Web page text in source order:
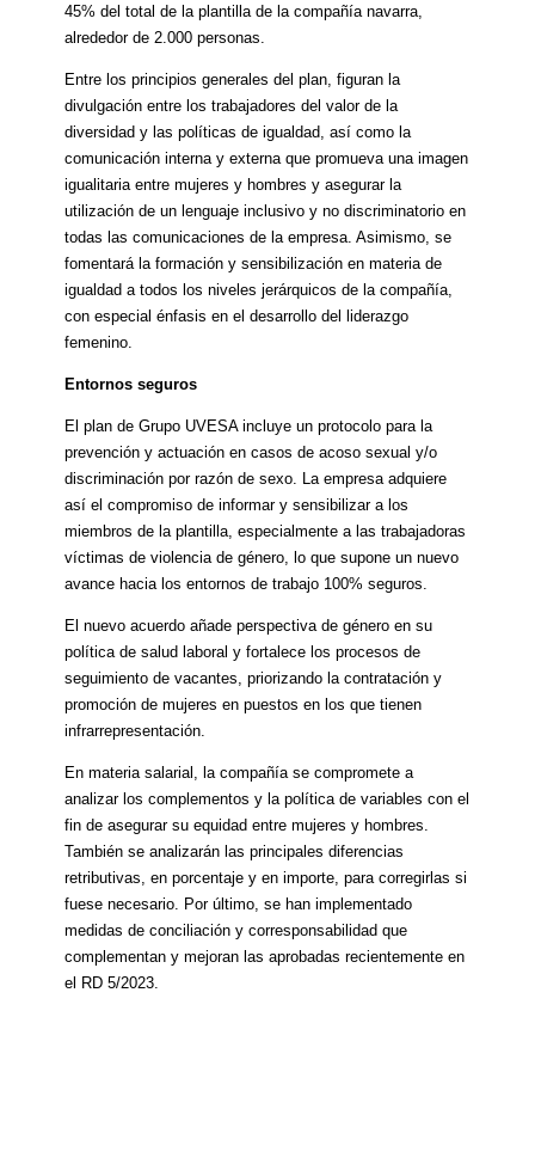
45% del total de la plantilla de la compañía navarra,
alrededor de 2.000 personas.
Entre los principios generales del plan, figuran la
divulgación entre los trabajadores del valor de la
diversidad y las políticas de igualdad, así como la
comunicación interna y externa que promueva una imagen
igualitaria entre mujeres y hombres y asegurar la
utilización de un lenguaje inclusivo y no discriminatorio en
todas las comunicaciones de la empresa. Asimismo, se
fomentará la formación y sensibilización en materia de
igualdad a todos los niveles jerárquicos de la compañía,
con especial énfasis en el desarrollo del liderazgo
femenino.
Entornos seguros
El plan de Grupo UVESA incluye un protocolo para la
prevención y actuación en casos de acoso sexual y/o
discriminación por razón de sexo. La empresa adquiere
así el compromiso de informar y sensibilizar a los
miembros de la plantilla, especialmente a las trabajadoras
víctimas de violencia de género, lo que supone un nuevo
avance hacia los entornos de trabajo 100% seguros.
El nuevo acuerdo añade perspectiva de género en su
política de salud laboral y fortalece los procesos de
seguimiento de vacantes, priorizando la contratación y
promoción de mujeres en puestos en los que tienen
infrarrepresentación.
En materia salarial, la compañía se compromete a
analizar los complementos y la política de variables con el
fin de asegurar su equidad entre mujeres y hombres.
También se analizarán las principales diferencias
retributivas, en porcentaje y en importe, para corregirlas si
fuese necesario. Por último, se han implementado
medidas de conciliación y corresponsabilidad que
complementan y mejoran las aprobadas recientemente en
el RD 5/2023.